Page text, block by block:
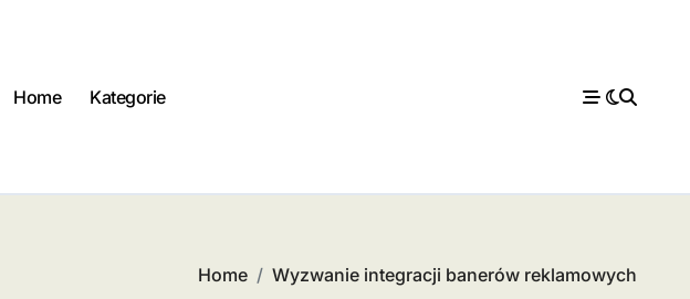
Home Kategorie
Home Wyzwanie integracji banerów reklamowych